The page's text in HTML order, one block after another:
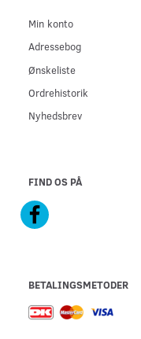
Min konto
Adressebog
Ønskeliste
Ordrehistorik
Nyhedsbrev
FIND OS PÅ
BETALINGSMETODER